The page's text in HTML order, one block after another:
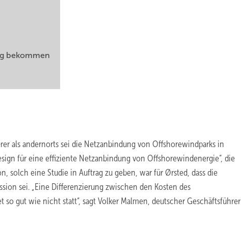
bekommen
als andernorts sei die Netzanbindung von Offshorewindparks in
für eine effiziente Netzanbindung von Offshorewindenergie“, die
solch eine Studie in Auftrag zu geben, war für Ørsted, dass die
sei. „Eine Differenzierung zwischen den Kosten des
gut wie nicht statt“, sagt Volker Malmen, deutscher Geschäftsführer